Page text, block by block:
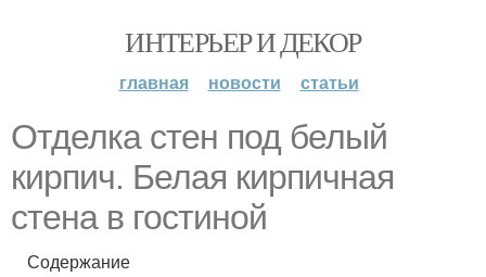
ИНТЕРЬЕР И ДЕКОР
главная новости статьи
Отделка стен под белый
кирпич. Белая кирпичная
стена в гостиной
Содержание